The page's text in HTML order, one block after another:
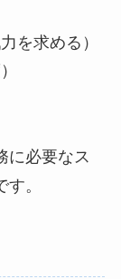
を求める）
に必要なス
。